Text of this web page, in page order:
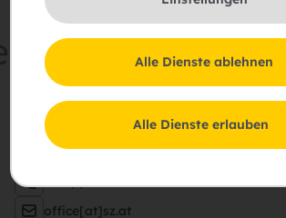
Schießstattring 37a, 3100 St. Pölten
pA Hietzinger Hauptstraße 119, 1130
office[at]sz.at
Alle Dienste ablehnen
Alle Dienste erlauben